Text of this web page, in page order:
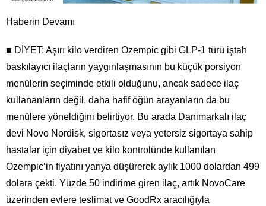
Haberin Devamı
■ DİYET: Aşırı kilo verdiren Ozempic gibi GLP-1 türü iştah
baskılayıcı ilaçların yaygınlaşmasının bu küçük porsiyon
menülerin seçiminde etkili olduğunu, ancak sadece ilaç
kullananların değil, daha hafif öğün arayanların da bu
menülere yöneldiğini belirtiyor. Bu arada Danimarkalı ilaç
devi Novo Nordisk, sigortasız veya yetersiz sigortaya sahip
hastalar için diyabet ve kilo kontrolünde kullanılan
Ozempic’in fiyatını yarıya düşürerek aylık 1000 dolardan 499
dolara çekti. Yüzde 50 indirime giren ilaç, artık NovoCare
üzerinden evlere teslimat ve GoodRx aracılığıyla